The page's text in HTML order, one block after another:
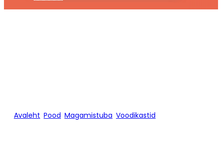
Avaleht Pood Magamistuba Voodikastid